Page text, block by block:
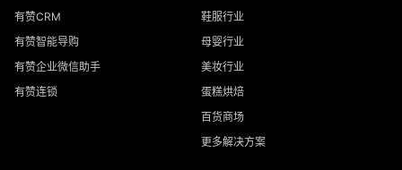
有赞CRM
有赞智能导购
有赞企业微信助手
有赞连锁
鞋服行业
母婴行业
美妆行业
蛋糕烘焙
百货商场
更多解决方案